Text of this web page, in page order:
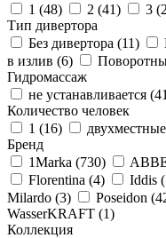
1 (48) 2 (41) 3 (2
Тип дивертора
Без дивертора (11)
в излив (6)
Гидромассаж
не устанавливается (41
Количество человек
1 (16)
Бренд
1Marka (730)
Florentina (4) Iddis (
Milardo (3) Poseidon (
WasserKRAFT (1)
Коллекция